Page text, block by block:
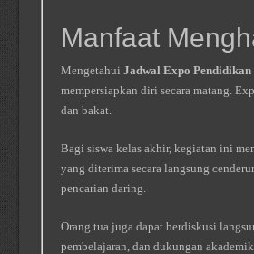
Manfaat
Mengetahui Jadwal Expo Pendidikan
mempersiapkan diri secara matang.
dan bakat.
Bagi siswa kelas akhir, kegiatan ini
yang diterima secara langsung
pencarian daring.
Orang tua juga dapat berdiskusi
pembelajaran, dan dukungan